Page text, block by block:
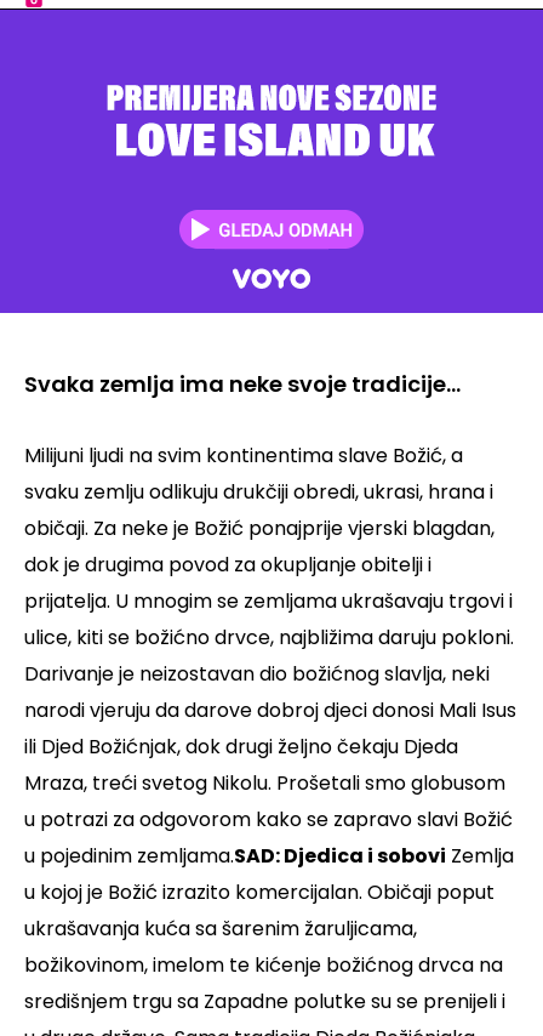
Svaka zemlja ima neke svoje tradicije...
Milijuni ljudi na svim kontinentima slave Božić, a
svaku zemlju odlikuju drukčiji obredi, ukrasi, hrana i
običaji. Za neke je Božić ponajprije vjerski blagdan,
dok je drugima povod za okupljanje obitelji i
prijatelja. U mnogim se zemljama ukrašavaju trgovi i
ulice, kiti se božićno drvce, najbližima daruju pokloni.
Darivanje je neizostavan dio božićnog slavlja, neki
narodi vjeruju da darove dobroj djeci donosi Mali Isus
ili Djed Božićnjak, dok drugi željno čekaju Djeda
Mraza, treći svetog Nikolu. Prošetali smo globusom
u potrazi za odgovorom kako se zapravo slavi Božić
u pojedinim zemljama.SAD: Djedica i sobovi Zemlja
u kojoj je Božić izrazito komercijalan. Običaji poput
ukrašavanja kuća sa šarenim žaruljicama,
božikovinom, imelom te kićenje božićnog drvca na
središnjem trgu sa Zapadne polutke su se prenijeli i